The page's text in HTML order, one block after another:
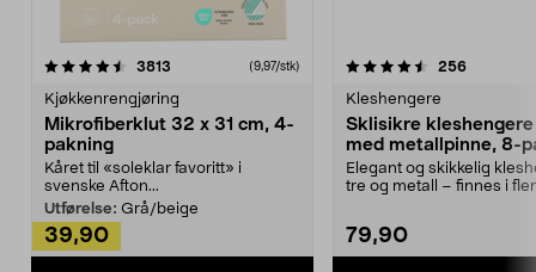
3813 anmeldelser(9,97/stk)
Kjøkkenrengjøring
Mikrofiberklut 32 x 31 cm, 4-
pakning
Kåret til «soleklar favoritt» i
svenske Afton...
Utførelse: Grå/beige
39,90
4.5av 5 stjerner 256
Kleshengere
Sklisikre
med metallpinne, 8-
Elegant og skikkelig
tre og metall – finnes i
79,90
4.5av 5 stjerner